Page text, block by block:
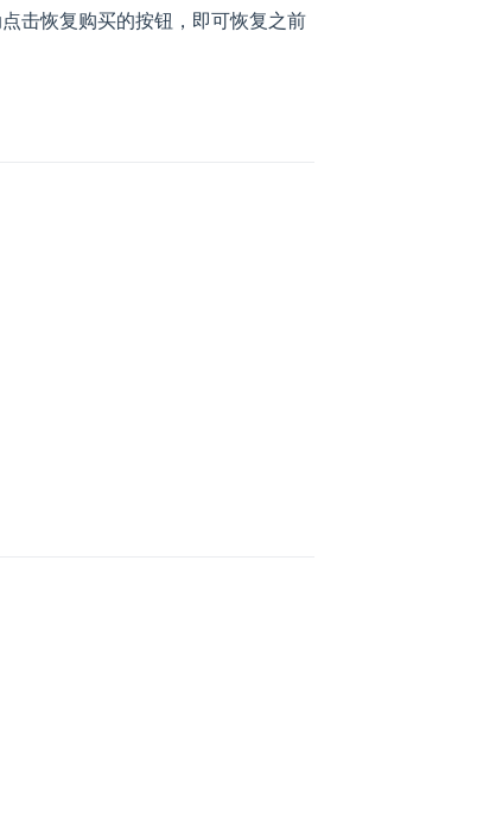
击恢复购买的按钮，即可恢复之前